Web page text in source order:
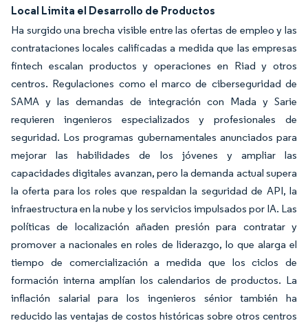
Local Limita el Desarrollo de Productos
Ha surgido una brecha visible entre las ofertas de empleo y las
contrataciones locales calificadas a medida que las empresas
fintech escalan productos y operaciones en Riad y otros
centros. Regulaciones como el marco de ciberseguridad de
SAMA y las demandas de integración con Mada y Sarie
requieren ingenieros especializados y profesionales de
seguridad. Los programas gubernamentales anunciados para
mejorar las habilidades de los jóvenes y ampliar las
capacidades digitales avanzan, pero la demanda actual supera
la oferta para los roles que respaldan la seguridad de API, la
infraestructura en la nube y los servicios impulsados por IA. Las
políticas de localización añaden presión para contratar y
promover a nacionales en roles de liderazgo, lo que alarga el
tiempo de comercialización a medida que los ciclos de
formación interna amplían los calendarios de productos. La
inflación salarial para los ingenieros sénior también ha
reducido las ventajas de costos históricas sobre otros centros